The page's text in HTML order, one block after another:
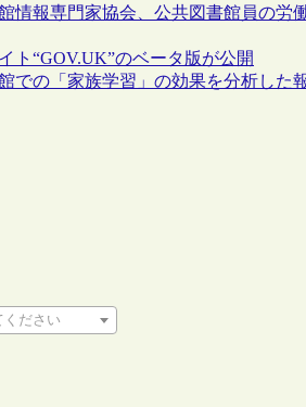
情報専門家協会、公共図書館員の労
ト“GOV.UK”のベータ版が公開
での「家族学習」の効果を分析した
ださい